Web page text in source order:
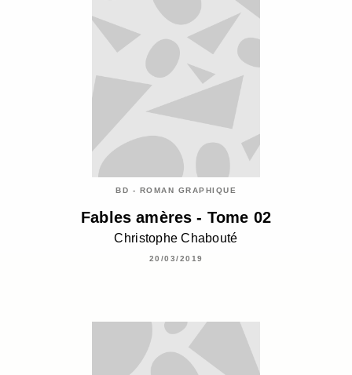
BD - ROMAN GRAPHIQUE
Fables amères - Tome 02
Christophe Chabouté
20/03/2019